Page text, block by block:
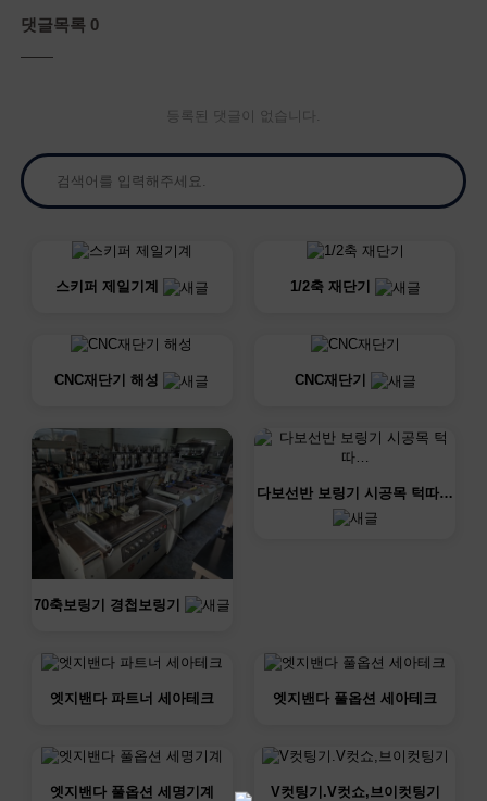
댓글목록 0
등록된 댓글이 없습니다.
스키퍼 제일기계 1/2축 재단기
CNC재단기 해성 CNC재단기
70축보링기 경첩보링기
다보선반 보링기 시공목 턱따…
엣지밴다 파트너 세아테크 엣지밴다 풀옵션 세아테크
엣지밴다 풀옵션 세명기계 V컷팅기.V컷쇼,브이컷팅기